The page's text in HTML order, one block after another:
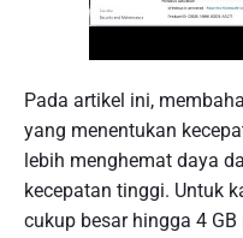
Pada artikel ini,
yang menentukan
lebih menghemat daya
kecepatan tinggi. Untuk
cukup besar hingga 4